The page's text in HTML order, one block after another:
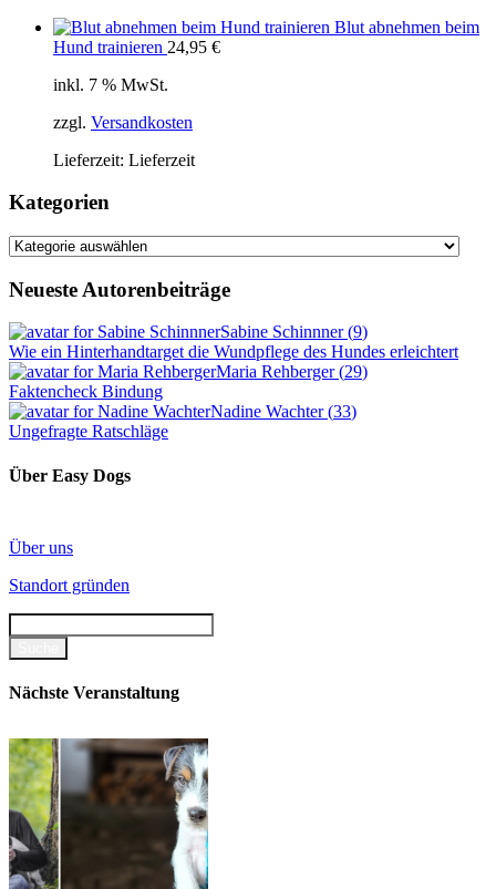
Blut abnehmen beim
Hund trainieren 24,95 €
inkl. 7 % MwSt.
zzgl. Versandkosten
Lieferzeit: Lieferzeit
Kategorien
Kategorien
Neueste Autorenbeiträge
Sabine Schinnner(9)
Wie ein Hinterhandtarget die Wundpflege des Hundes erleichtert
Maria Rehberger(29)
Faktencheck Bindung
Nadine Wachter(33)
Ungefragte Ratschläge
Über Easy Dogs
Über uns
Standort gründen
Nächste Veranstaltung